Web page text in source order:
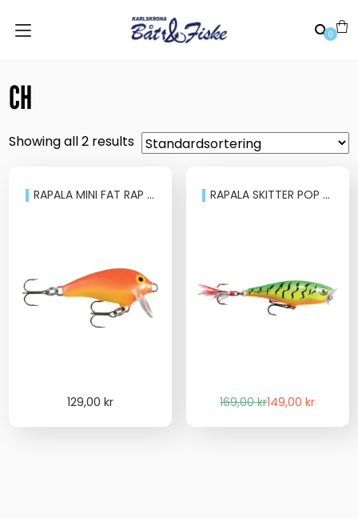
0
CH
Showing all 2 results
RAPALA MINI FAT RAP 3CM
129,00kr
RAPALA SKITTER POP 7CM
169,00krDet
149,00kr
Det